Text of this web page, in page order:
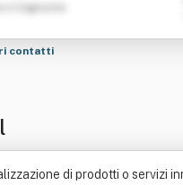
e Cognome
contatti
di prodotti o servizi